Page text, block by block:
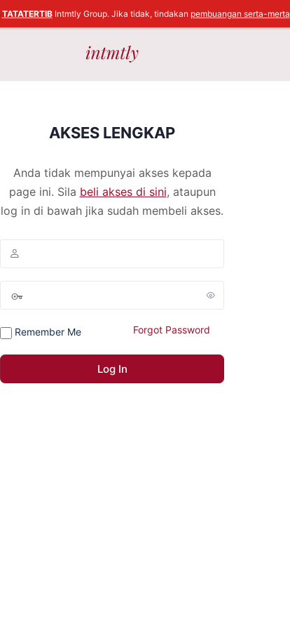
AKSES LENGKAP
Anda tidak mempunyai akses kepada
page ini. Sila beli akses di sini, ataupun
log in di bawah jika sudah membeli akses.
Remember Me Forgot Password
TATATERTIBIntmtly Group. Jika tidak, tindakan pembuangan serta-merta